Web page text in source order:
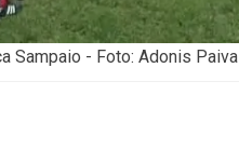
Sampaio - Foto: Adonis Paiva